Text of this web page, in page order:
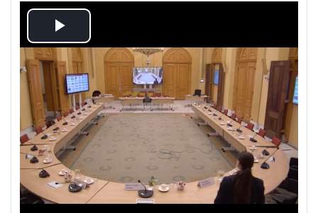
Play
Video